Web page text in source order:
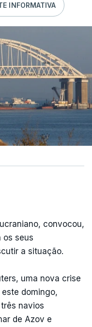
INFORMATIVA
convocou,
os seus
a situação.
uma nova crise
domingo,
navios
de Azov e